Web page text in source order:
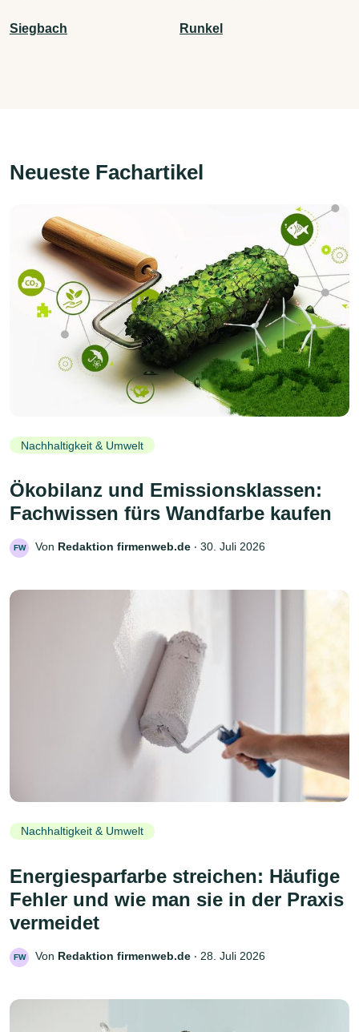
Siegbach Runkel
Neueste Fachartikel
Nachhaltigkeit & Umwelt
Ökobilanz und Emissionsklassen:
Fachwissen fürs Wandfarbe kaufen
FW Von Redaktion firmenweb.de ‧ 30. Juli 2026
Nachhaltigkeit & Umwelt
Energiesparfarbe streichen: Häufige
Fehler und wie man sie in der Praxis
vermeidet
FW Von Redaktion firmenweb.de ‧ 28. Juli 2026